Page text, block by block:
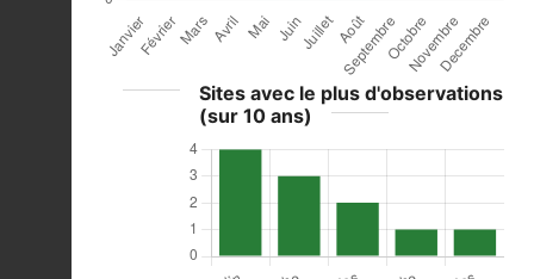
Sites avec le plus d'observations
(sur 10 ans)